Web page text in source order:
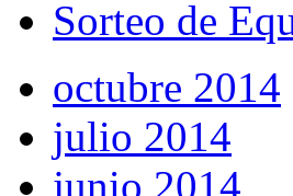
Sorteo de
octubre 2014
julio 2014
junio 2014